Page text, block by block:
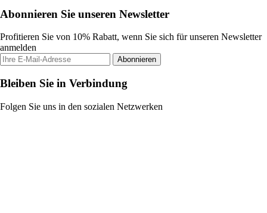
Abonnieren Sie unseren Newsletter
Profitieren Sie von 10% Rabatt, wenn Sie sich für unseren Newsletter
anmelden
Abonnieren
Bleiben Sie in Verbindung
Folgen Sie uns in den sozialen Netzwerken